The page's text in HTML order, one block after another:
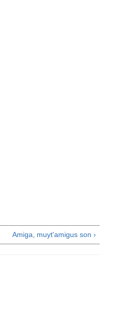
Amiga, muyt'amigus son ›